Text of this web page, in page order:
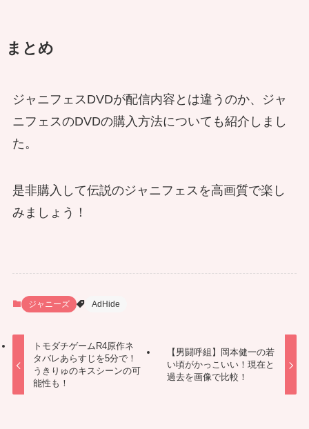
まとめ
ジャニフェスDVDが配信内容とは違うのか、ジャ
ニフェスのDVDの購入方法についても紹介しまし
た。
是非購入して伝説のジャニフェスを高画質で楽し
みましょう！
ジャニーズ AdHide
トモダチゲームR4原作ネ
タバレあらすじを5分で！
うきりゅのキスシーンの可
能性も！
【男闘呼組】岡本健一の若
い頃がかっこいい！現在と
過去を画像で比較！